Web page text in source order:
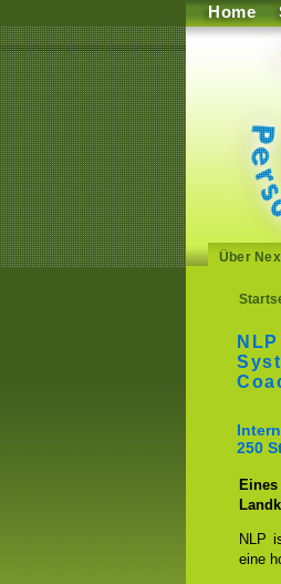
Home
Über
250
NLP
eine